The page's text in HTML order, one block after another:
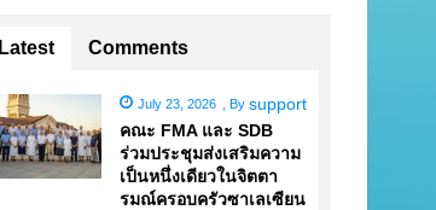
Latest Comments
July 23, 2026 By support
คณะ FMA และ SDB
ร่วมประชุมส่งเสริมความ
เป็นหนึ่งเดียวในจิตตา
รมณ์ครอบครัวซาเลเซียน